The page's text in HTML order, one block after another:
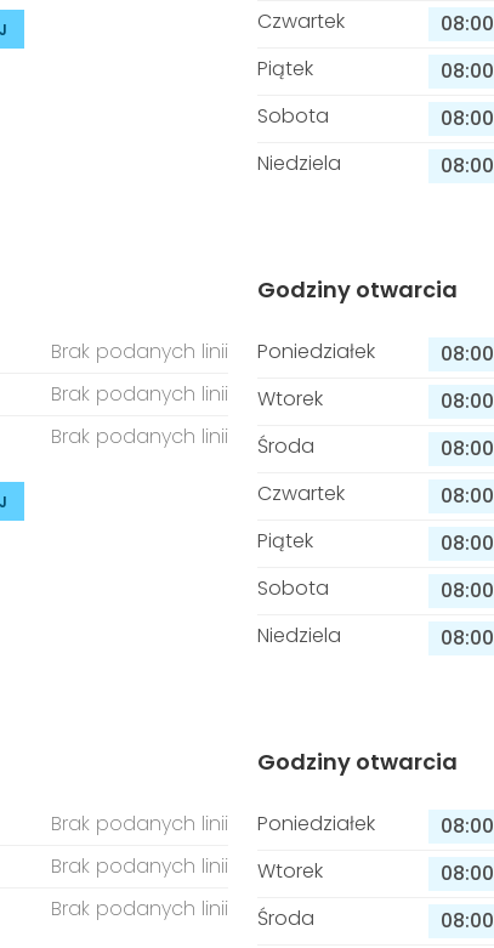
Czwartek
08:00
Piątek
08:00
Sobota
08:00
Niedziela
08:00
Brak podanych linii
Brak podanych linii
Brak podanych linii
Godziny otwarcia
Poniedziałek 08:00
Wtorek
08:00
Środa
08:00
Czwartek
08:00
Piątek
08:00
Sobota
08:00
Niedziela
08:00
Brak podanych linii
Brak podanych linii
Brak podanych linii
Godziny otwarcia
Poniedziałek 08:00
Wtorek
08:00
Środa
08:00